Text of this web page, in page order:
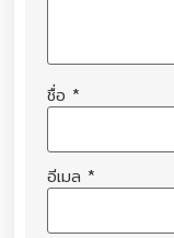
ชื่อ *
อีเมล *